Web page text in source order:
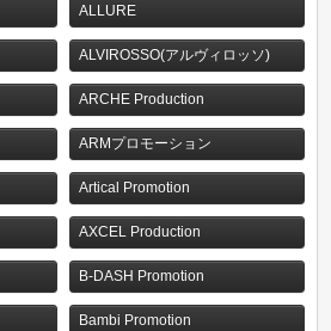
ALLURE
ALVIROSSO(アルヴィロッソ)
ARCHE Production
ARMプロモーション
Artical Promotion
AXCEL Production
B-DASH Promotion
Bambi Promotion